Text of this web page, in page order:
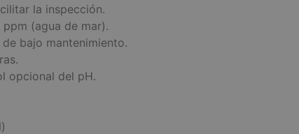
la inspección.
(agua de mar).
bajo mantenimiento.
opcional del pH.